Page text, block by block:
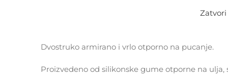
Zatvori
Dvostruko armirano i vrlo otporno na pucanje.
Proizvedeno od silikonske gume otporne na